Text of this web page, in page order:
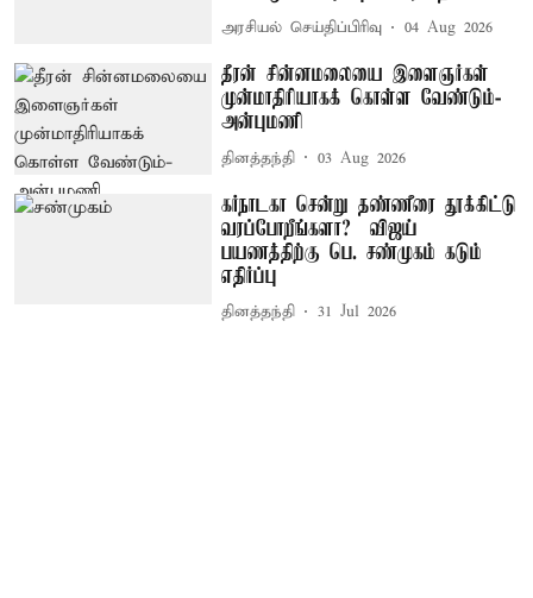
அரசியல் செய்திப்பிரிவு 04 Aug 2026
தீரன் சின்னமலையை இளைஞர்கள்
முன்மாதிரியாகக் கொள்ள வேண்டும்-
அன்புமணி
தினத்தந்தி 03 Aug 2026
கர்நாடகா சென்று தண்ணீரை தூக்கிட்டு
வரப்போறீங்களா? – விஜய்
பயணத்திற்கு பெ. சண்முகம் கடும்
எதிர்ப்பு
தினத்தந்தி 31 Jul 2026